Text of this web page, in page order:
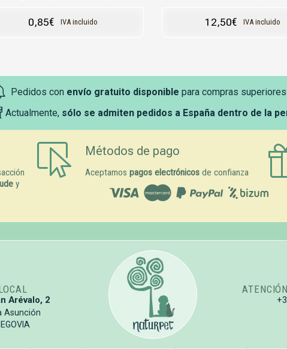
0,85€ IVA incluido 12,50€ IVA incluido
Pedidos con envío gratuito disponible para compras
Actualmente, sólo se admiten pedidos a España dentro de la
y
Métodos de pago
Aceptamos pagos electrónicosde confianza
Arévalo, 2
Asunción